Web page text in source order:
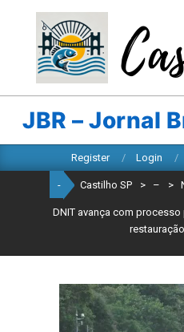
content
CASTILHO
SP
JBR – Jornal
Navigation
Register Login
- Castilho SP > – >
DNIT avança com